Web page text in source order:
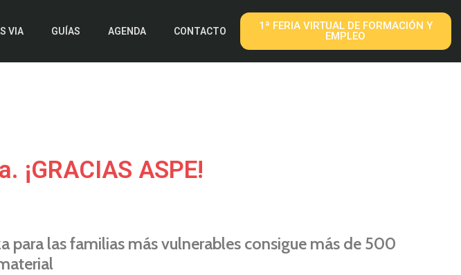
VIA GUÍAS AGENDA CONTACTO
1ª FERIA VIRTUAL DE FORMACIÓN Y
EMPLEO
ASPE!
las familias más vulnerables consigue más de 500